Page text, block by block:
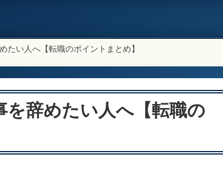
たい人へ【転職のポイントまとめ】
を辞めたい人へ【転職の